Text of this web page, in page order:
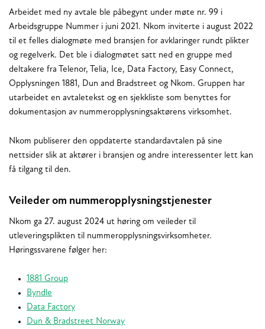
Arbeidet med ny avtale ble påbegynt under møte nr. 99 i
Arbeidsgruppe Nummer i juni 2021. Nkom inviterte i august 2022
til et felles dialogmøte med bransjen for avklaringer rundt plikter
og regelverk. Det ble i dialogmøtet satt ned en gruppe med
deltakere fra Telenor, Telia, Ice, Data Factory, Easy Connect,
Opplysningen 1881, Dun and Bradstreet og Nkom. Gruppen har
utarbeidet en avtaletekst og en sjekkliste som benyttes for
dokumentasjon av nummeropplysningsaktørens virksomhet.
Nkom publiserer den oppdaterte standardavtalen på sine
nettsider slik at aktører i bransjen og andre interessenter lett kan
få tilgang til den.
Veileder om nummeropplysningstjenester
Nkom ga 27. august 2024 ut høring om veileder til
utleveringsplikten til nummeropplysningsvirksomheter.
Høringssvarene følger her:
1881 Group
Byndle
Data Factory
Dun & Bradstreet Norway